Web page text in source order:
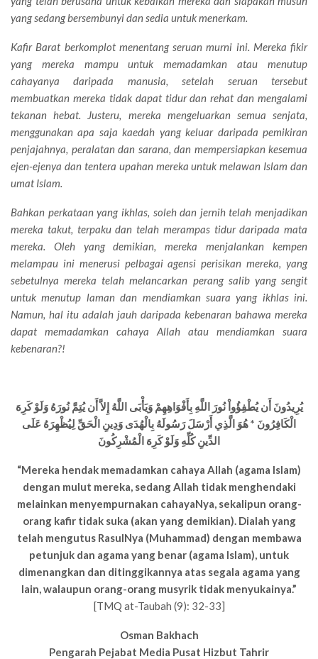
yang sedang bersembunyi dan sedia untuk menerkam.
Kafir Barat berkomplot menentang seruan murni ini. Mereka fikir
yang mereka mampu untuk memadamkan atau menutup
cahayanya daripada manusia, setelah seruan tersebut
membuatkan mereka tidak dapat tidur dan rehat dan mengalami
tekanan hebat. Justeru, mereka mengeluarkan semua senjata,
menggunakan apa saja kaedah yang keluar daripada pemikiran
penjajahnya, peralatan dan sarana, dan mempersiapkan kesemua
ejen-ejenya dan tentera upahan mereka untuk melawan Islam dan
umat Islam.
Bahkan perkataan yang ikhlas, soleh dan jernih telah menjadikan
mereka takut, terpaku dan telah merampas tidur daripada mata
mereka. Oleh yang demikian, mereka menjalankan kempen
melampau ini menerusi pelbagai agensi perisikan mereka, yang
sebetulnya mereka telah melancarkan perang salib yang sengit
untuk menutup laman dan mendiamkan suara yang ikhlas ini.
Namun, hal itu adalah jauh daripada kebenaran bahawa mereka
dapat memadamkan cahaya Allah atau mendiamkan suara
kebenaran?!
يُرِيدُونَ أَن يُطْفِؤُواْ نُورَ اللَّهِ بِأَفْوَاهِهِمْ وَيَأْبَى اللَّهُ إِلاَّ أَن يُتِمَّ نُورَهُ وَلَوْ كَرِهَ
الْكَافِرُونَ * هُوَ الَّذِي أَرْسَلَ رَسُولَهُ بِالْهُدَى وَدِينِ الْحَقِّ لِيُظْهِرَهُ عَلَى
الدِّينِ كُلِّهِ وَلَوْ كَرِهَ الْمُشْرِكُونَ
“Mereka hendak memadamkan cahaya Allah (agama Islam)
dengan mulut mereka, sedang Allah tidak menghendaki
melainkan menyempurnakan cahayaNya, sekalipun orang-
orang kafir tidak suka (akan yang demikian). Dialah yang
telah mengutus RasulNya (Muhammad) dengan membawa
petunjuk dan agama yang benar (agama Islam), untuk
dimenangkan dan ditinggikannya atas segala agama yang
lain, walaupun orang-orang musyrik tidak menyukainya.”
[TMQ at-Taubah (9): 32-33]
Osman Bakhach
Pengarah Pejabat Media Pusat Hizbut Tahrir